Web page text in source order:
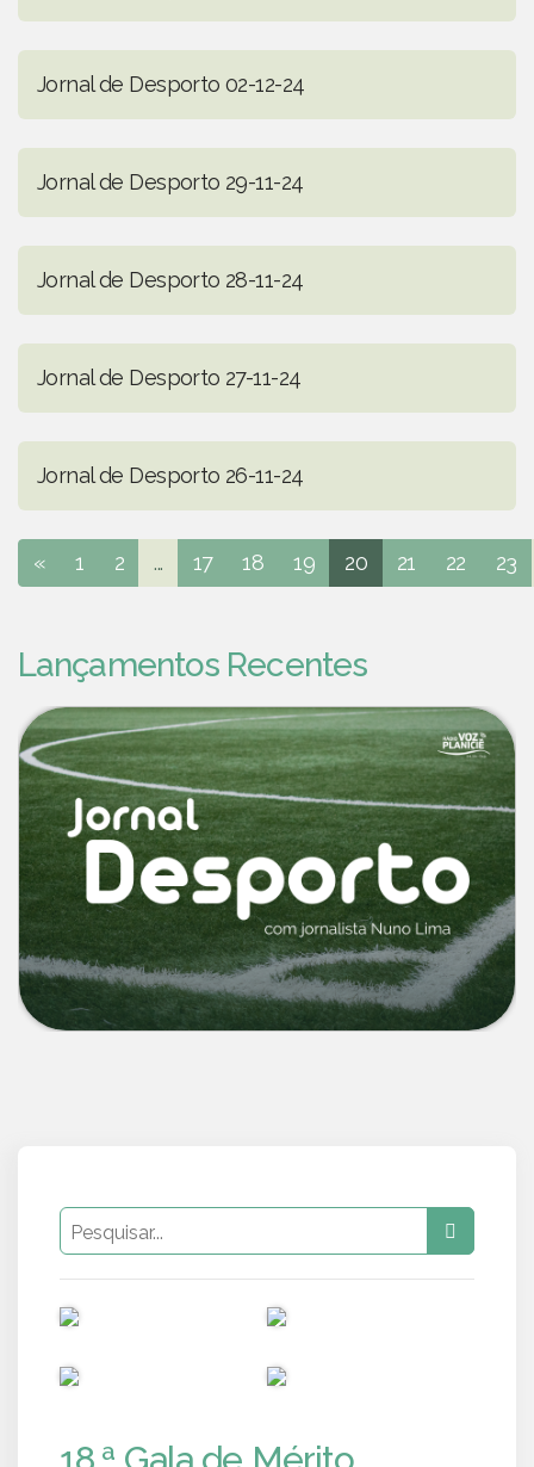
Jornal de Desporto 02-12-24
Jornal de Desporto 29-11-24
Jornal de Desporto 28-11-24
Jornal de Desporto 27-11-24
Jornal de Desporto 26-11-24
« 1 2 ... 17 18 19 20 21 22 23
Lançamentos Recentes